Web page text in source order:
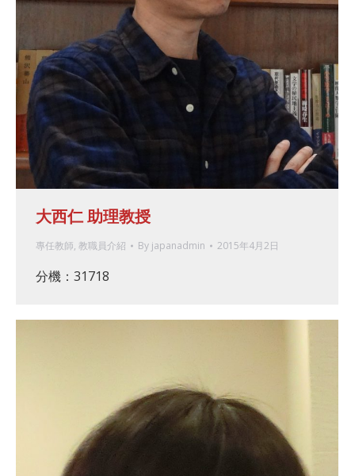
大西仁 助理教授
專任教師, 教職員介紹 By japanadmin 2015年4月2日
分機：31718